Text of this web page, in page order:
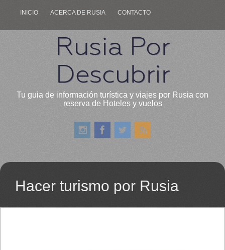
INICIO ACERCA DE RUSIA CONTACTO
Rusia Por
Descubrir
Tu guia de información turística y viajes por Rusia con
reserva de Hoteles y vuelos
Hacer turismo por Rusia